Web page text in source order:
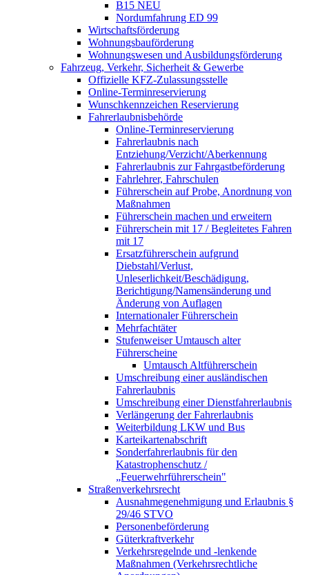
B15 NEU
Nordumfahrung ED 99
Wirtschaftsförderung
Wohnungsbauförderung
Wohnungswesen und Ausbildungsförderung
Fahrzeug, Verkehr, Sicherheit & Gewerbe
Offizielle KFZ-Zulassungsstelle
Online-Terminreservierung
Wunschkennzeichen Reservierung
Fahrerlaubnisbehörde
Online-Terminreservierung
Fahrerlaubnis nach
Entziehung/Verzicht/Aberkennung
Fahrerlaubnis zur Fahrgastbeförderung
Fahrlehrer, Fahrschulen
Führerschein auf Probe, Anordnung von
Maßnahmen
Führerschein machen und erweitern
Führerschein mit 17 / Begleitetes Fahren
mit 17
Ersatzführerschein aufgrund
Diebstahl/Verlust,
Unleserlichkeit/Beschädigung,
Berichtigung/Namensänderung und
Änderung von Auflagen
Internationaler Führerschein
Mehrfachtäter
Stufenweiser Umtausch alter
Führerscheine
Umtausch Altführerschein
Umschreibung einer ausländischen
Fahrerlaubnis
Umschreibung einer Dienstfahrerlaubnis
Verlängerung der Fahrerlaubnis
Weiterbildung LKW und Bus
Karteikartenabschrift
Sonderfahrerlaubnis für den
Katastrophenschutz /
„Feuerwehrführerschein"
Straßenverkehrsrecht
Ausnahmegenehmigung und Erlaubnis §
29/46 STVO
Personenbeförderung
Güterkraftverkehr
Verkehrsregelnde und -lenkende
Maßnahmen (Verkehrsrechtliche